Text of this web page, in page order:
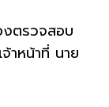
ตรวจสอบ
าหน้าที่ นาย